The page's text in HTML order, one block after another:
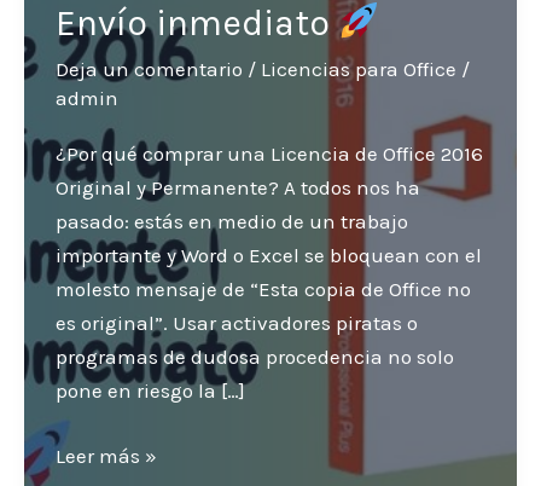
Envío inmediato
Deja un comentario / Licencias para Office /
admin
¿Por qué comprar una Licencia de Office 2016
Original y Permanente? A todos nos ha
pasado: estás en medio de un trabajo
importante y Word o Excel se bloquean con el
molesto mensaje de “Esta copia de Office no
es original”. Usar activadores piratas o
programas de dudosa procedencia no solo
pone en riesgo la […]
Licencia
Leer más »